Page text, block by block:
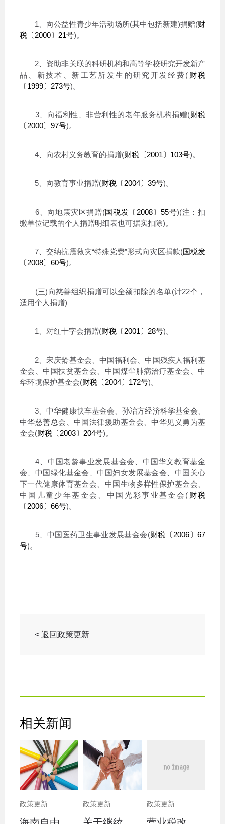
1、向公益性青少年活动场所(其中包括新建)捐赠(财
税〔2000〕21号)。
2、资助非关联的科研机构和高等学校研究开发新产
品、新技术、新工艺所发生的研究开发经费( 财税
〔1999〕273号)。
3、向福利性、非营利性的老年服务机构捐赠(财税
〔2000〕97号)。
4、向农村义务教育的捐赠(财税〔2001〕103号)。
5、向教育事业捐赠(财税〔2004〕39号)。
6、向地震灾区捐赠(国税发〔2008〕55号)(注：扣
缴单位记载的个人捐赠明细表也可据实扣除)。
7、交纳抗震救灾“特殊党费”形式向灾区捐款(国税发
〔2008〕60号)。
(三)向慈善组织捐赠可以全额扣除的名单(计22个，
适用个人捐赠)
1、对红十字会捐赠(财税〔2001〕28号)。
2、宋庆龄基金会、中国福利会、中国残疾人福利基
金会、中国扶贫基金会、中国煤尘肺病治疗基金会、中
华环境保护基金会(财税〔2004〕172号)。
3、中华健康快车基金会、孙冶方经济科学基金会、
中华慈善总会、中国法律援助基金会、中华见义勇为基
金会(财税〔2003〕204号)。
4、中国老龄事业发展基金会、中国华文教育基金
会、中国绿化基金会、中国妇女发展基金会、中国关心
下一代健康体育基金会、中国生物多样性保护基金会、
中国儿童少年基金会、中国光彩事业基金会( 财税
〔2006〕66号)。
5、中国医药卫生事业发展基金会(财税〔2006〕67
号)。
< 返回政策更新
相关新闻
政策更新 政策更新 政策更新